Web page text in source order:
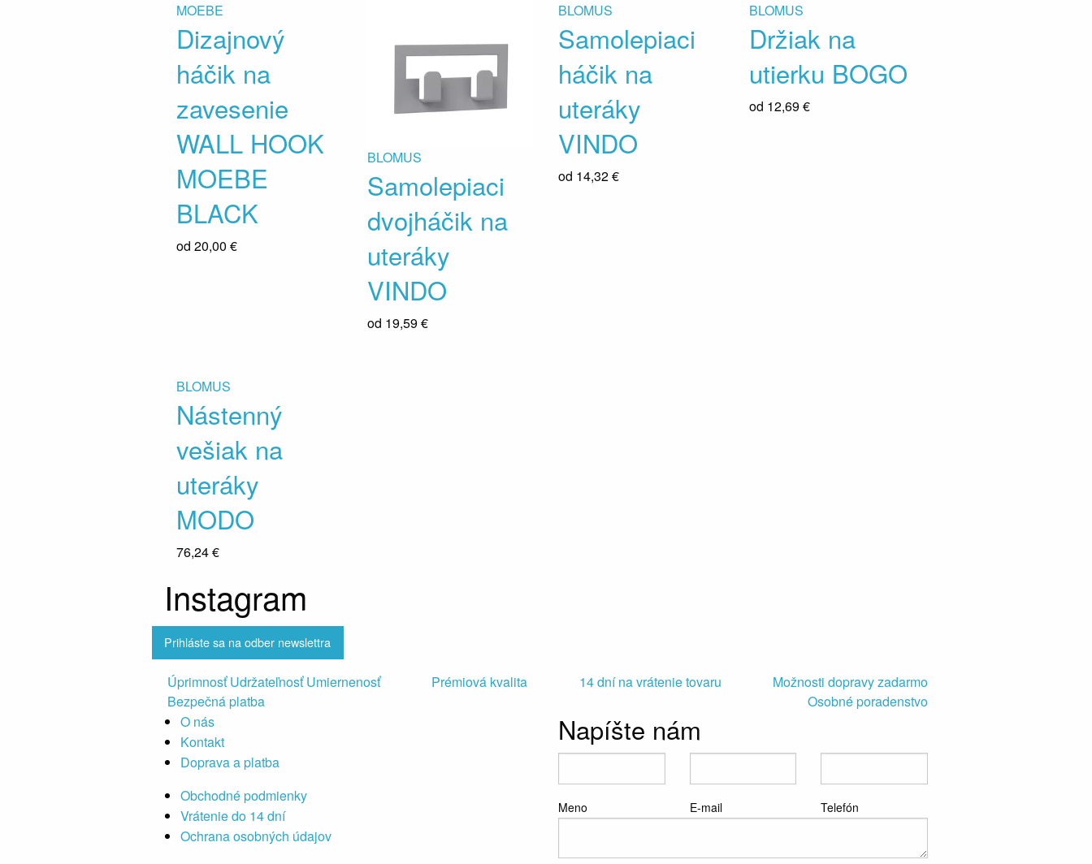
MOEBE
Dizajnový
háčik na
zavesenie
WALL HOOK
MOEBE
BLACK
od 20,00 €
BLOMUS
Samolepiaci
dvojháčik na
uteráky
VINDO
od 19,59 €
BLOMUS
Samolepiaci
háčik na
uteráky
VINDO
od 14,32 €
BLOMUS
Držiak na
utierku BOGO
od 12,69 €
BLOMUS
Nástenný
vešiak na
uteráky
MODO
76,24 €
Instagram
Prihláste sa na odber newslettra
Úprimnosť Udržateľnosť Umiernenosť Prémiová kvalita 14 dní na vrátenie tovaru
Možnosti dopravy zadarmo
Bezpečná platba
Osobné poradenstvo
O nás
Kontakt
Doprava a platba
Obchodné podmienky
Vrátenie do 14 dní
Ochrana osobných údajov
Napíšte nám
Meno E-mail Telefón